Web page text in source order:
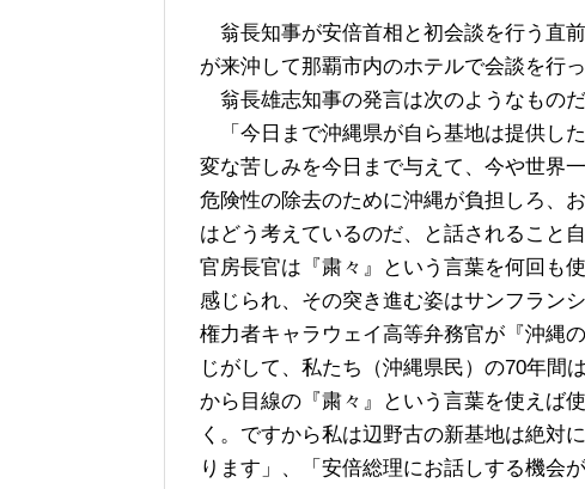
翁長知事が安倍首相と初会談を行う直
が来沖して那覇市内のホテルで会談を行
翁長雄志知事の発言は次のようなものだ
「今日まで沖縄県が自ら基地は提供し
変な苦しみを今日まで与えて、今や世界
危険性の除去のために沖縄が負担しろ、
はどう考えているのだ、と話されること
官房長官は『粛々』という言葉を何回も
感じられ、その突き進む姿はサンフラン
権力者キャラウェイ高等弁務官が『沖縄
じがして、私たち（沖縄県民）の70年間
から目線の『粛々』という言葉を使えば
く。ですから私は辺野古の新基地は絶対
ります」、「安倍総理にお話しする機会